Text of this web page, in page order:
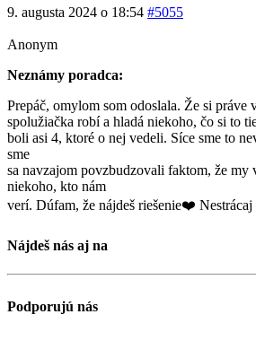
9. augusta 2024 o 18:54 #5055
Anonym
Neznámy poradca:
Prepáč, omylom som odoslala. Že si práve
spolužiačka robí a hladá niekoho, čo si to
boli asi 4, ktoré o nej vedeli. Síce sme to
sme
sa navzajom povzbudzovali faktom, že my
niekoho, kto nám
verí. Dúfam, že nájdeš riešenie❤️ Nestrácaj
Nájdeš nás aj na
Podporujú nás